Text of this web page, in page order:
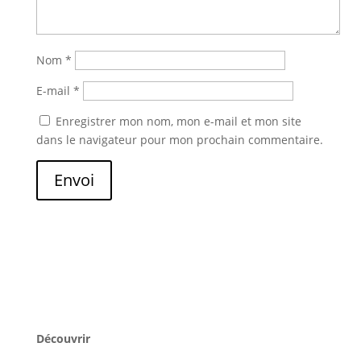
Nom *
E-mail *
Enregistrer mon nom, mon e-mail et mon site
dans le navigateur pour mon prochain commentaire.
Envoi
Découvrir